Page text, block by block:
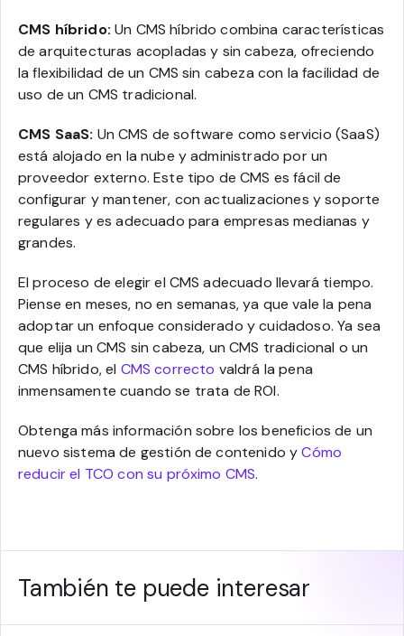
CMS híbrido: Un CMS híbrido combina características
de arquitecturas acopladas y sin cabeza, ofreciendo
la flexibilidad de un CMS sin cabeza con la facilidad de
uso de un CMS tradicional.
CMS SaaS: Un CMS de software como servicio (SaaS)
está alojado en la nube y administrado por un
proveedor externo. Este tipo de CMS es fácil de
configurar y mantener, con actualizaciones y soporte
regulares y es adecuado para empresas medianas y
grandes.
El proceso de elegir el CMS adecuado llevará tiempo.
Piense en meses, no en semanas, ya que vale la pena
adoptar un enfoque considerado y cuidadoso. Ya sea
que elija un CMS sin cabeza, un CMS tradicional o un
CMS híbrido, el CMS correcto valdrá la pena
inmensamente cuando se trata de ROI.
Obtenga más información sobre los beneficios de un
nuevo sistema de gestión de contenido yCómo
reducir el TCO con su próximo CMS.
También te puede interesar